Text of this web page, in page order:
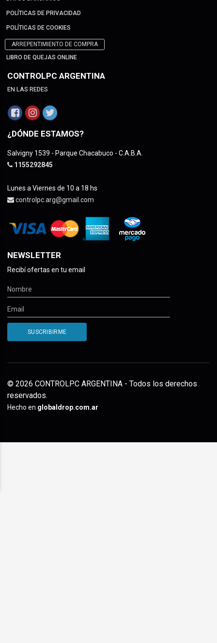
POLÍTICAS DE PRIVACIDAD
POLÍTICAS DE COOKIES
ARREPENTIMIENTO DE COMPRA
LIBRO DE QUEJAS ONLINE
CONTROLPC ARGENTINA
EN LAS REDES
¿DÓNDE ESTAMOS?
Salvigny 1539 - Parque Chacabuco - C.A.B.A.
1155292845
Lunes a Viernes de 10 a 18 hs
controlpc.arg@gmail.com
NEWSLETTER
Recibí ofertas en tu email
© 2026 CONTROLPC ARGENTINA - Todos los derechos
reservados.
Hecho en globaldrop.com.ar